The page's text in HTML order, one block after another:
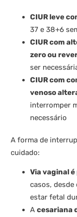
CIUR leve
37 e 38+6
CIUR com
zero ou
ser
CIUR com
venoso
interromper
necessário
A forma de
cuidado:
Via vaginal
casos,
estar fetal
Acesariana